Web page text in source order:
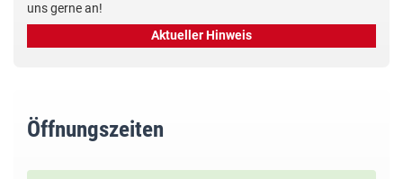
uns gerne an!
Aktueller Hinweis
Öffnungszeiten